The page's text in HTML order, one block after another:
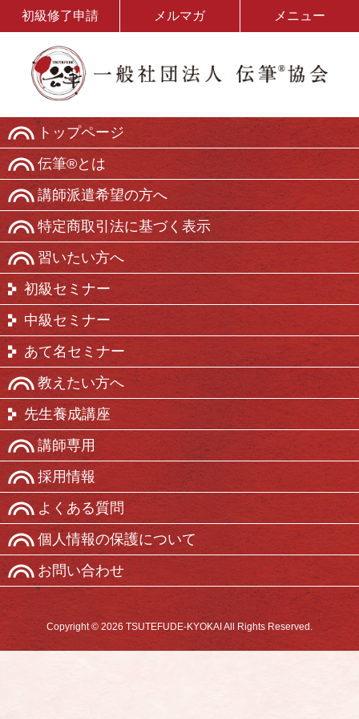
初級修了申請 メルマガ メニュー
トップページ
伝筆®とは
講師派遣希望の方へ
特定商取引法に基づく表示
習いたい方へ
初級セミナー
中級セミナー
あて名セミナー
教えたい方へ
先生養成講座
講師専用
採用情報
よくある質問
個人情報の保護について
お問い合わせ
Copyright © 2026 TSUTEFUDE-KYOKAI All Rights Reserved.